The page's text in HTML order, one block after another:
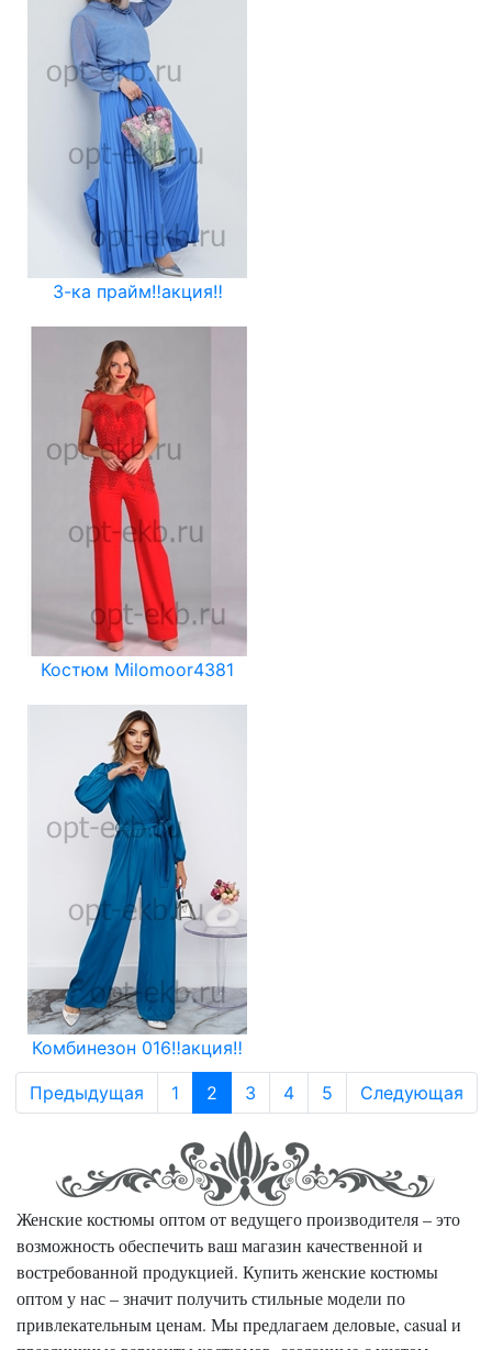
3-ка прайм‼️акция‼️
Костюм Milomoor4381
Комбинезон 016‼️акция‼️
Предыдущая 1 2 3 4 5 Следующая
Женские костюмы оптом от ведущего производителя – это
возможность обеспечить ваш магазин качественной и
востребованной продукцией. Купить женские костюмы
оптом у нас – значит получить стильные модели по
привлекательным ценам. Мы предлагаем деловые, casual и